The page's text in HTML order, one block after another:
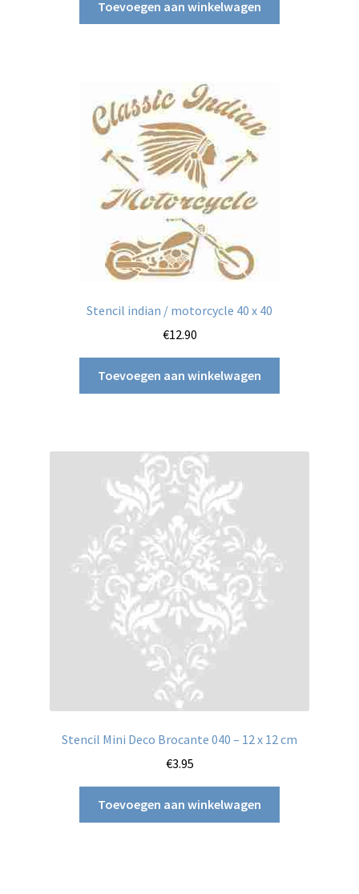
Toevoegen aan winkelwagen
Stencil indian / motorcycle 40 x 40
€12.90
Toevoegen aan winkelwagen
Stencil Mini Deco Brocante 040 – 12 x 12 cm
€3.95
Toevoegen aan winkelwagen